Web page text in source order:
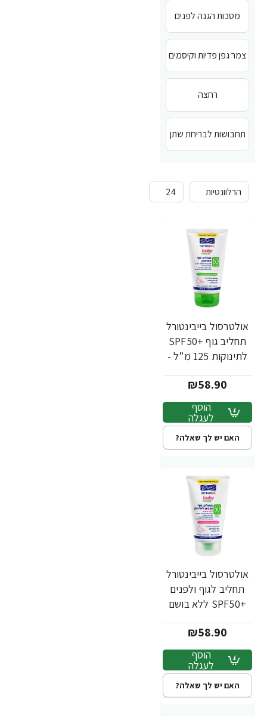
מסכות הגנה לפנים
צמר גפן פדיות וקיסמים
רחצה
תחבושות לבריחת שתן
אולטרסול בייבינטורל
תחליב גוף +SPF50
לתינוקות 125 מ”ל -
₪58.90
הוסף
לעגלה
האם יש לך שאלה?
אולטרסול בייבינטורל
תחליב לגוף ולפנים
+SPF50 ללא בושם
₪58.90
הוסף
לעגלה
האם יש לך שאלה?